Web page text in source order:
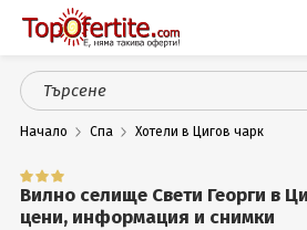
Оферти
СПА
Планина
Начало Спа Хотели в Цигов чарк
Вилно селище Свети Георги в
цени, информация и снимки